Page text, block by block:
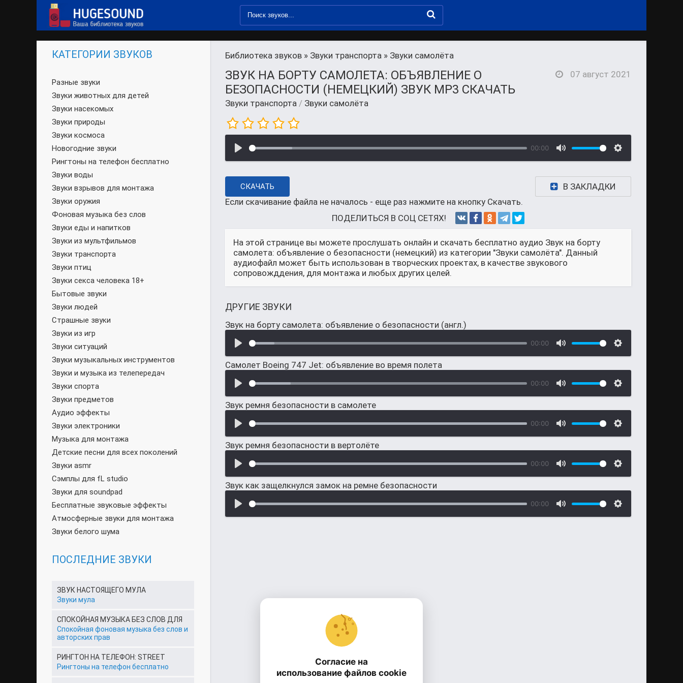
Библиотека звуков » Звуки транспорта » Звуки самолёта
ЗВУК НА БОРТУ САМОЛЕТА: ОБЪЯВЛЕНИЕ О
БЕЗОПАСНОСТИ (НЕМЕЦКИЙ) ЗВУК MP3 СКАЧАТЬ
Звуки транспорта / Звуки самолёта
07 август 2021
00:00
СКАЧАТЬ
В ЗАКЛАДКИ
Если скачивание файла не началось - еще раз нажмите на кнопку Скачать.
ПОДЕЛИТЬСЯ В СОЦ СЕТЯХ!
На этой странице вы можете прослушать онлайн и скачать бесплатно аудио Звук на борту
самолета: объявление о безопасности (немецкий) из категории "Звуки самолёта". Данный
аудиофайл может быть использован в творческих проектах, в качестве звукового
сопровожддения, для монтажа и любых других целей.
ДРУГИЕ ЗВУКИ
Звук на борту самолета: объявление о безопасности (англ.)
00:00
Самолет Boeing 747 Jet: объявление во время полета
00:00
Звук ремня безопасности в самолете
00:00
Звук ремня безопасности в вертолёте
00:00
Звук как защелкнулся замок на ремне безопасности
00:00
КАТЕГОРИИ ЗВУКОВ
Разные звуки
Звуки животных для детей
Звуки насекомых
Звуки природы
Звуки космоса
Новогодние звуки
Рингтоны на телефон бесплатно
Звуки воды
Звуки взрывов для монтажа
Звуки оружия
Фоновая музыка без слов
Звуки еды и напитков
Звуки из мультфильмов
Звуки транспорта
Звуки птиц
Звуки секса человека 18+
Бытовые звуки
Звуки людей
Страшные звуки
Звуки из игр
Звуки ситуаций
Звуки музыкальных инструментов
Звуки и музыка из телепередач
Звуки спорта
Звуки предметов
Аудио эффекты
Звуки электроники
Музыка для монтажа
Детские песни для всех поколений
Звуки asmr
Сэмплы для fL studio
Звуки для soundpad
Бесплатные звуковые эффекты
Атмосферные звуки для монтажа
Звуки белого шума
ПОСЛЕДНИЕ ЗВУКИ
ЗВУК НАСТОЯЩЕГО МУЛА
Звуки мула
СПОКОЙНАЯ МУЗЫКА БЕЗ СЛОВ ДЛЯ
Спокойная фоновая музыка без слов и
авторских прав
РИНГТОН НА ТЕЛЕФОН: STREET
Рингтоны на телефон бесплатно
Согласие на
использование файлов cookie